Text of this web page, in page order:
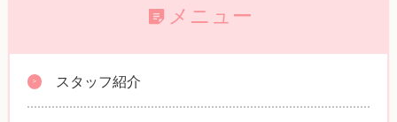
メニュー
スタッフ紹介